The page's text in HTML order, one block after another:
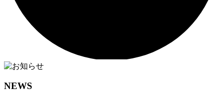
NEWS